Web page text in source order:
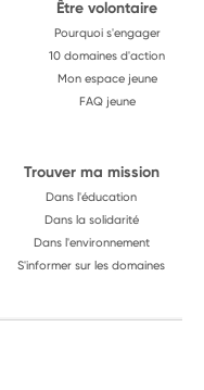
Être volontaire
Pourquoi s'engager
10 domaines d'action
Mon espace jeune
FAQ jeune
Trouver ma mission
Dans l'éducation
Dans la solidarité
Dans l'environnement
S'informer sur les domaines